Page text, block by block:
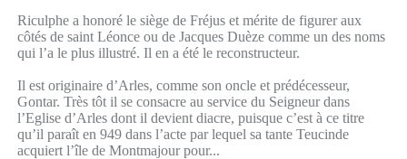
Riculphe a honoré le siège de Fréjus et mérite de figurer aux
côtés de saint Léonce ou de Jacques Duèze comme un des noms
qui l’a le plus illustré. Il en a été le reconstructeur.
Il est originaire d’Arles, comme son oncle et prédécesseur,
Gontar. Très tôt il se consacre au service du Seigneur dans
l’Eglise d’Arles dont il devient diacre, puisque c’est à ce titre
qu’il paraît en 949 dans l’acte par lequel sa tante Teucinde
acquiert l’île de Montmajour pour...